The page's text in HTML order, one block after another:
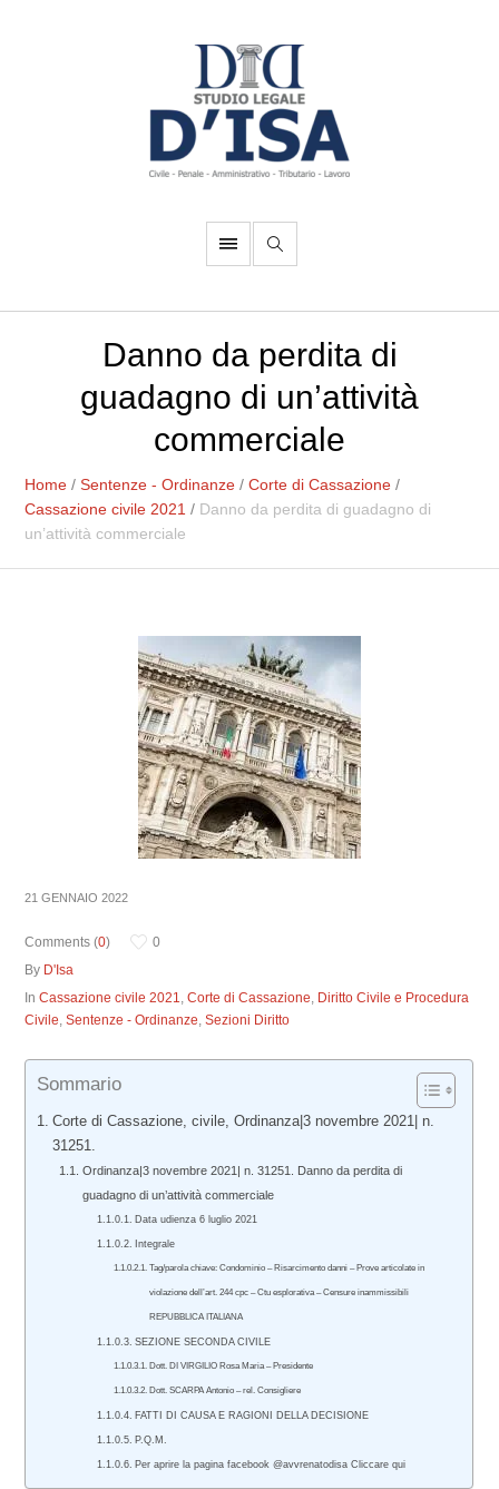
Danno da perdita di
guadagno di un’attività
commerciale
Home /Sentenze - Ordinanze /Corte di Cassazione /
Cassazione civile 2021 / Danno da perdita di guadagno di
un’attività commerciale
21 GENNAIO 2022
Comments (0)
0
By D'Isa
InCassazione civile 2021,Corte di Cassazione, Diritto Civile e Procedura
Civile,Sentenze - Ordinanze,Sezioni Diritto
Sommario
Corte di Cassazione, civile, Ordinanza|3 novembre 2021| n.
31251.
Ordinanza|3 novembre 2021| n. 31251. Danno da perdita di
guadagno di un’attività commerciale
Data udienza 6 luglio 2021
Integrale
Tag/parola chiave: Condominio – Risarcimento danni – Prove articolate in
violazione dell’art. 244 cpc – Ctu esplorativa – Censure inammissibili
REPUBBLICA ITALIANA
SEZIONE SECONDA CIVILE
Dott. DI VIRGILIO Rosa Maria – Presidente
Dott. SCARPA Antonio – rel. Consigliere
FATTI DI CAUSA E RAGIONI DELLA DECISIONE
P.Q.M.
Per aprire la pagina facebook @avvrenatodisa Cliccare qui